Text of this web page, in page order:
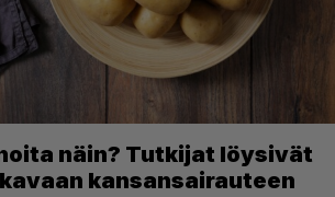
näin? Tutkijat löysivät
kansansairauteen